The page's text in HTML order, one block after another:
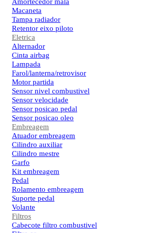
Amortecedor mala
Macaneta
Tampa radiador
Retentor eixo piloto
Eletrica
Alternador
Cinta airbag
Lampada
Farol/lanterna/retrovisor
Motor partida
Sensor nivel combustivel
Sensor velocidade
Sensor posicao pedal
Sensor posicao oleo
Embreagem
Atuador embreagem
Cilindro auxiliar
Cilindro mestre
Garfo
Kit embreagem
Pedal
Rolamento embreagem
Suporte pedal
Volante
Filtros
Cabecote filtro combustivel